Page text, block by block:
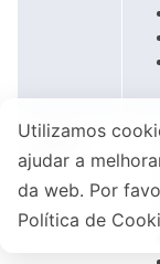
Utilizamos
ajudar a
da web. Por
Política de
Apacer